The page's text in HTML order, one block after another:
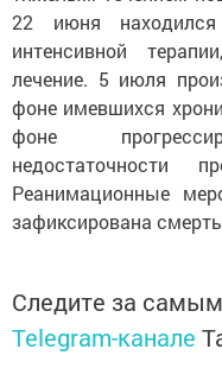
22 июня
интенсивной
лечение. 5 июля
фоне имевшихся
фоне
недостаточности
Реанимационные
зафиксирована
Следите за
Telegram-канале